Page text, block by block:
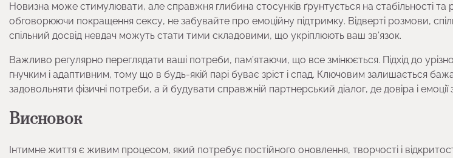
Новизна може стимулювати, але справжня глибина стосунків ґрунтується на стабільності та
обговорюючи покращення сексу, не забувайте про емоційну підтримку. Відверті розмови,
спільний досвід невдач можуть стати тими складовими, що укріплюють ваш зв’язок.
Важливо регулярно переглядати ваші потреби, пам’ятаючи, що все змінюється. Підхід до
гнучким і адаптивним, тому що в будь-якій парі буває зріст і спад. Ключовим залишається
задовольняти фізичні потреби, а й будувати справжній партнерський діалог, де довіра і
Висновок
Інтимне життя є живим процесом, який потребує постійного оновлення, творчості і